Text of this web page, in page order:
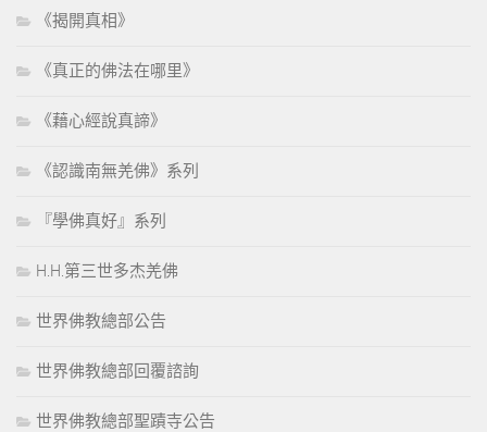
《揭開真相》
《真正的佛法在哪里》
《藉心經說真諦》
《認識南無羌佛》系列
『學佛真好』系列
H.H.第三世多杰羌佛
世界佛教總部公告
世界佛教總部回覆諮詢
世界佛教總部聖蹟寺公告